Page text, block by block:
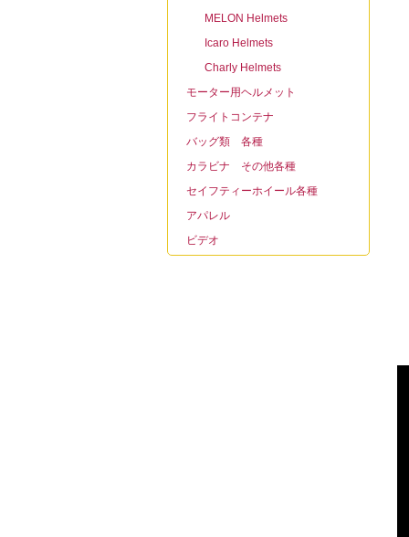
MELON Helmets
Icaro Helmets
Charly Helmets
モーター用ヘルメット
フライトコンテナ
バッグ類 各種
カラビナ その他各種
セイフティーホイール各種
アパレル
ビデオ